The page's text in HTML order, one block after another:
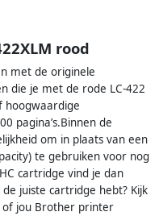
rood
met de originele
die je met de rode LC-422
hoogwaardige
pagina’s.Binnen de
om in plaats van een
te gebruiken voor nog
cartridge vind je dan
juiste cartridge hebt? Kijk
of jou Brother printer